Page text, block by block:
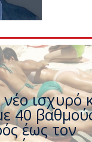
ο
καίγεται